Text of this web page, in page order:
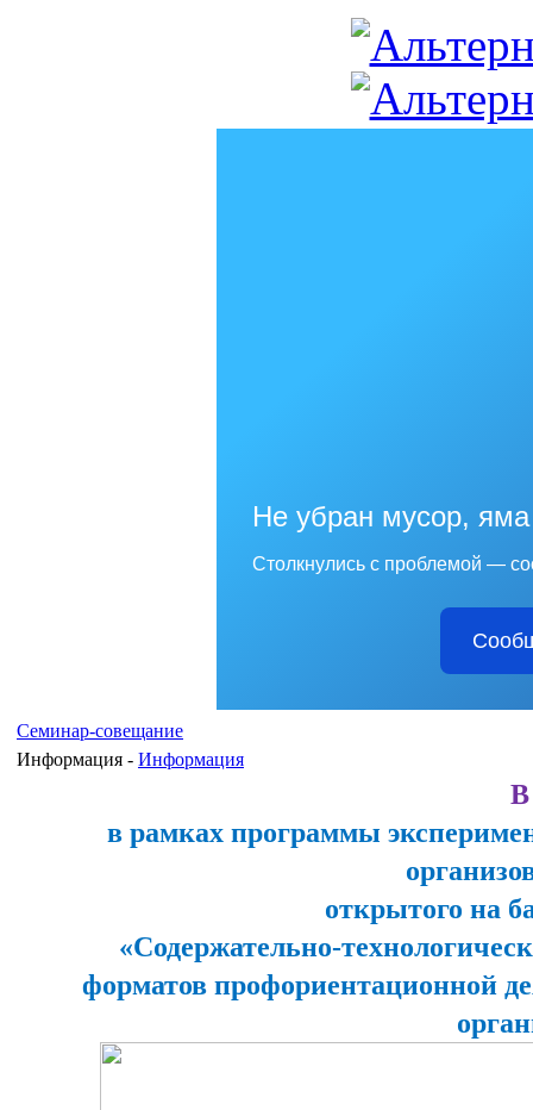
Не убран мусор,
Столкнулись с проблемой —
Семинар-совещание
Информация - Информация
В
в рамках программы
открытого на
«Содержательно-
форматов профориентационной